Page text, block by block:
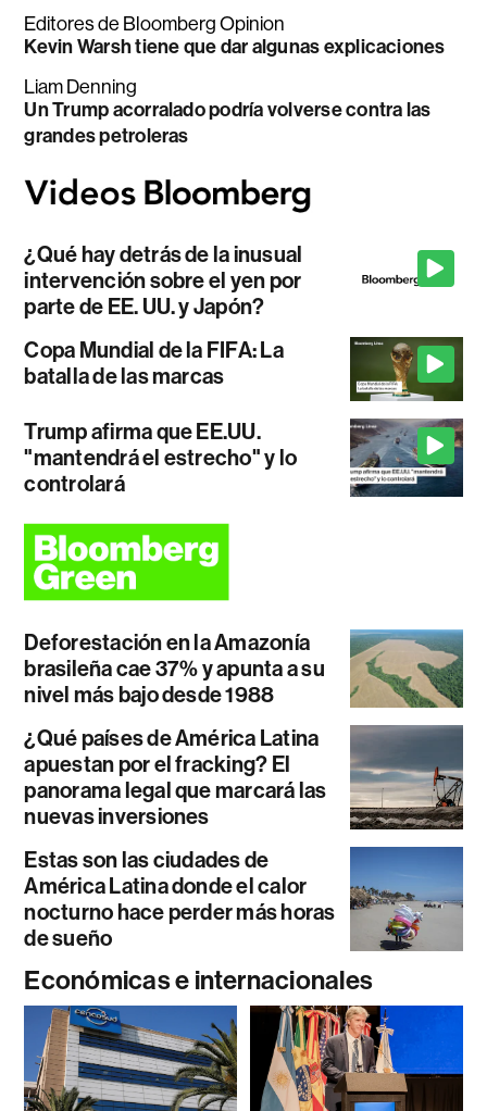
Editores de Bloomberg Opinion
Kevin Warsh tiene que dar algunas explicaciones
Liam Denning
Un Trump acorralado podría volverse contra las
grandes petroleras
¿Qué hay detrás de la inusual
intervención sobre el yen por
parte de EE. UU. y Japón?
Copa Mundial de la FIFA: La
batalla de las marcas
Trump afirma que EE.UU.
"mantendrá el estrecho" y lo
controlará
Deforestación en la Amazonía
brasileña cae 37% y apunta a su
nivel más bajo desde 1988
¿Qué países de América Latina
apuestan por el fracking? El
panorama legal que marcará las
nuevas inversiones
Estas son las ciudades de
América Latina donde el calor
nocturno hace perder más horas
de sueño
Económicas e internacionales